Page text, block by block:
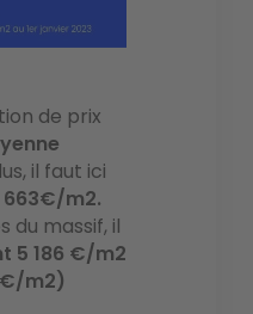
de prix
il faut ici
663€/m2.
du massif, il
5 186 €/m2
m2)